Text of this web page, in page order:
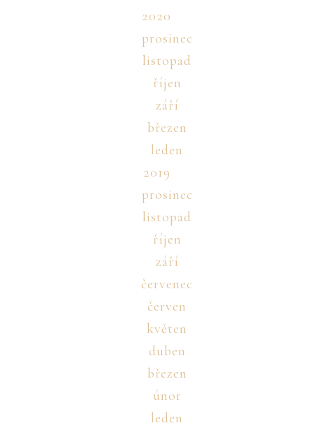
2020
prosinec
listopad
říjen
září
březen
leden
2019
prosinec
listopad
říjen
září
červenec
červen
květen
duben
březen
únor
leden